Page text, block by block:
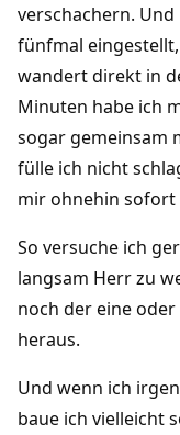
verschachern.
fünfmal
wandert direkt in
Minuten habe ich
sogar gemeinsam
fülle ich nicht
mir ohnehin sofort
So versuche ich
langsam Herr zu
noch der eine
heraus.
Und wenn ich
baue ich vielleicht